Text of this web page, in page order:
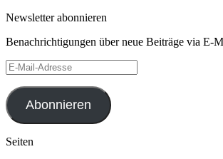
Newsletter abonnieren
Benachrichtigungen über neue Beiträge via E-
E-
Mail-
Adresse
Abonnieren
Seiten